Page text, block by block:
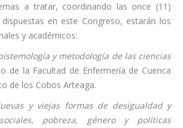
a tratar, coordinando las once (11)
en este Congreso, estarán los
y académicos:
y metodología de las ciencias
de la Facultad de Enfermería de Cuenca
de los Cobos Arteaga.
y viejas formas de desigualdad y
pobreza, género y políticas